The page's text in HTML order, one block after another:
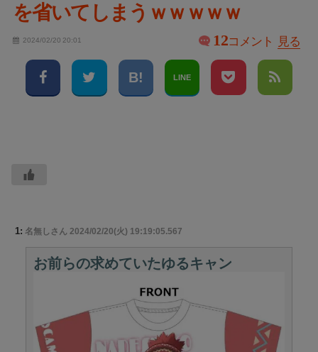
を省いてしまうｗｗｗｗｗ
2024/02/20 20:01 12コメント 見る
LINE
1: 名無しさん 2024/02/20(火) 19:19:05.567
お前らの求めていたゆるキャン